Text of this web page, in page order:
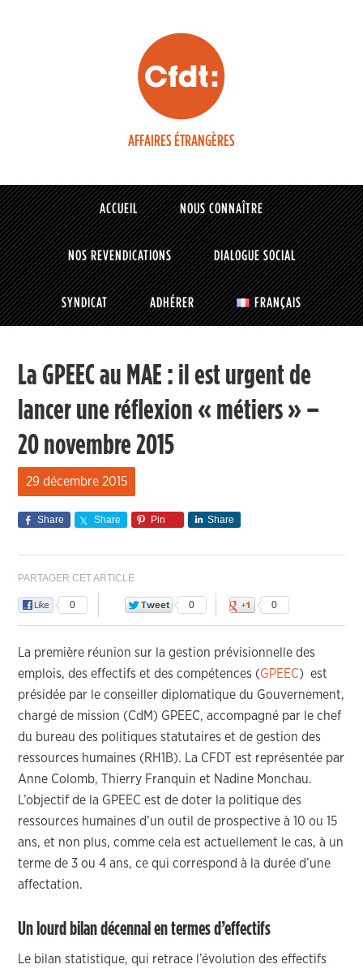
AFFAIRES ÉTRANGÈRES
ACCUEIL NOUS CONNAÎTRE
NOS REVENDICATIONS DIALOGUE SOCIAL
SYNDICAT ADHÉRER FRANÇAIS
La GPEEC au MAE : il est urgent de
lancer une réflexion « métiers » –
20 novembre 2015
29 décembre 2015
Share Share Pin Share
PARTAGER CET ARTICLE
0 0 0
La première réunion sur la gestion prévisionnelle des
emplois, des effectifs et des compétences (GPEEC) est
présidée par le conseiller diplomatique du Gouvernement,
chargé de mission (CdM) GPEEC, accompagné par le chef
du bureau des politiques statutaires et de gestion des
ressources humaines (RH1B). La CFDT est représentée par
Anne Colomb, Thierry Franquin et Nadine Monchau.
L’objectif de la GPEEC est de doter la politique des
ressources humaines d’un outil de prospective à 10 ou 15
ans, et non plus, comme cela est actuellement le cas, à un
terme de 3 ou 4 ans, ce qui correspond à la durée d’une
affectation.
Un lourd bilan décennal en termes d’effectifs
Le bilan statistique, qui retrace l’évolution des effectifs